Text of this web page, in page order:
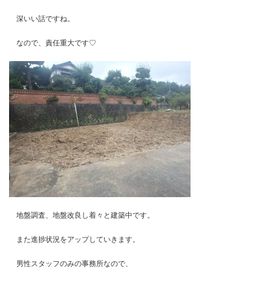
深いい話ですね。
なので、責任重大です♡
地盤調査、地盤改良し着々と建築中です。
また進捗状況をアップしていきます。
男性スタッフのみの事務所なので、